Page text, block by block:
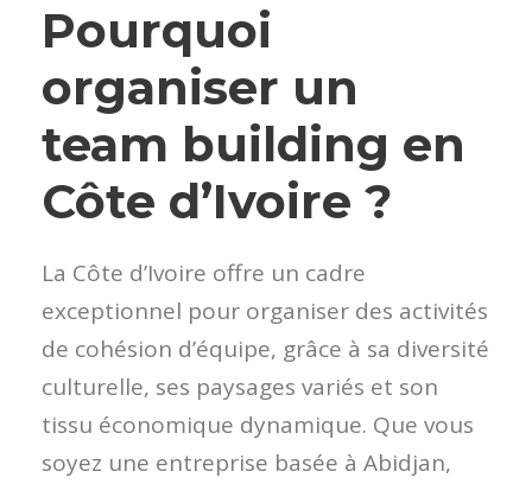
Pourquoi
organiser un
team building en
Côte d’Ivoire ?
La Côte d’Ivoire offre un cadre
exceptionnel pour organiser des activités
de cohésion d’équipe, grâce à sa diversité
culturelle, ses paysages variés et son
tissu économique dynamique. Que vous
soyez une entreprise basée à Abidjan,